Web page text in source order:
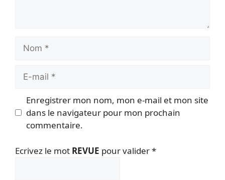
Nom
Enregistrer mon nom, mon e-mail et mon site
dans le navigateur pour mon prochain
commentaire.
Ecrivez le mot REVUE pour valider*